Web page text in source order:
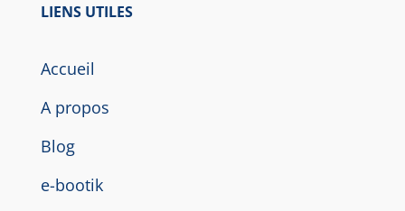
LIENS UTILES
Accueil
A propos
Blog
e-bootik